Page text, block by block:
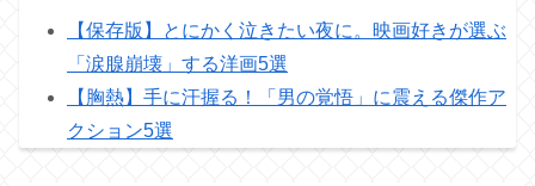
【保存版】とにかく泣きたい夜に。映画好きが選ぶ
「涙腺崩壊」する洋画5選
【胸熱】手に汗握る！「男の覚悟」に震える傑作ア
クション5選